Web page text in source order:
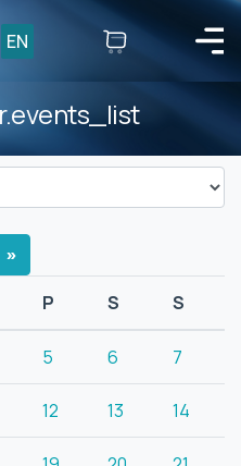
EN
»
P S S
5 6 7
12 13 14